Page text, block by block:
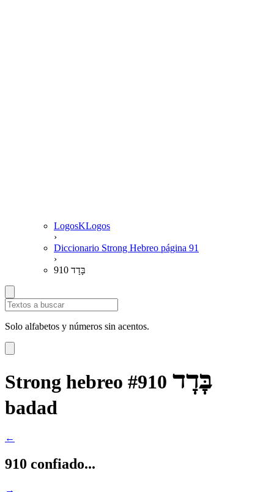
LogosKLogos
›
Diccionario Strong Hebreo página 91
›
910 בָּדָד
Solo alfabetos y números sin acentos.
Strong hebreo #910 בָּדָד
badad
←
910 confiado...
→